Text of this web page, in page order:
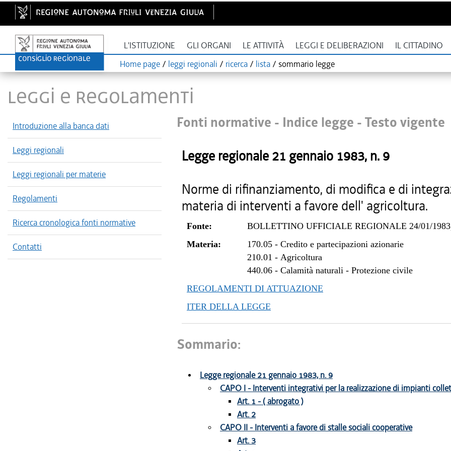
L'ISTITUZIONE GLI ORGANI LE ATTIVITÀ LEGGI E DELIBERAZIONI IL CITTADINO
Home page / leggi regionali / ricerca / lista / sommario legge
LEGGI E REGOLAMENTI
Introduzione alla banca dati
Leggi regionali
Leggi regionali per materie
Regolamenti
Ricerca cronologica fonti normative
Contatti
Fonti normative - Indice legge - Testo vigente
Legge regionale 21 gennaio 1983, n. 9
Norme di rifinanziamento, di modifica e di
materia di interventi a favore dell' agricoltura.
Fonte:
BOLLETTINO UFFICIALE REGIONALE 24/01/
Materia:
170.05 -Credito e partecipazioni azionarie
210.01 -Agricoltura
440.06 -Calamità naturali - Protezione civile
REGOLAMENTI DI ATTUAZIONE
ITER DELLA LEGGE
Sommario:
Legge regionale 21 gennaio 1983, n. 9
CAPO I - Interventi integrativi per la realizzazione di impianti
Art. 1 - ( abrogato )
Art. 2
CAPO II - Interventi a favore di stalle sociali cooperative
Art. 3